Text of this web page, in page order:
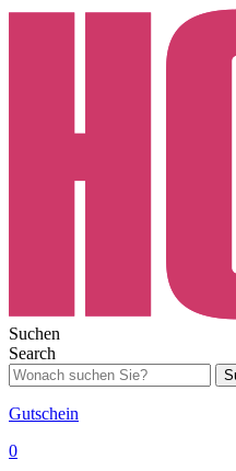
Suchen
Search
Gutschein
0